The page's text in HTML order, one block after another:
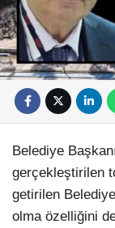
Belediye
gerçekleştirilen
getirilen
olma özelliğini